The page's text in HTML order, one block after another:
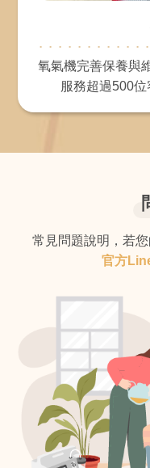
氧氣機完善保養與
服務超過500位
常見問題說明，若
官方